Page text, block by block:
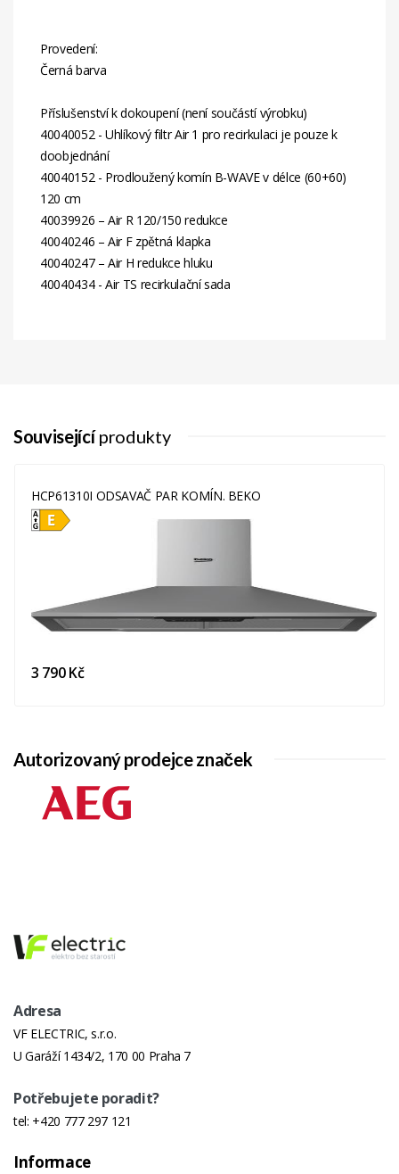
Provedení:
Černá barva
Příslušenství k dokoupení (není součástí výrobku)
40040052 - Uhlíkový filtr Air 1 pro recirkulaci je pouze k
doobjednání
40040152 - Prodloužený komín B-WAVE v délce (60+60)
120 cm
40039926 – Air R 120/150 redukce
40040246 – Air F zpětná klapka
40040247 – Air H redukce hluku
40040434 - Air TS recirkulační sada
Související produkty
HCP61310I ODSAVAČ PAR KOMÍN. BEKO
3 790 Kč
Autorizovaný prodejce značek
Adresa
VF ELECTRIC, s.r.o.
U Garáží 1434/2, 170 00 Praha 7
Potřebujete poradit?
tel: +420 777 297 121
Informace